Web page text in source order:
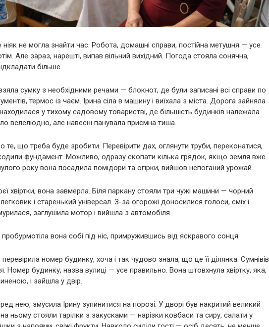
ніяк не могла знайти час. Робота, домашні справи, постійна метушня — усе
Але зараз, нарешті, випав вільний вихідний. Погода стояла сонячна,
більше.
сумку з необхідними речами — блокнот, де були записані всі справи по
термос із чаєм. Ірина сіла в машину і виїхала з міста. Дорога зайняла
у тихому садовому товаристві, де більшість будинків належала
велелюдно, але навесні панувала приємна тиша.
те, що треба буде зробити. Перевірити дах, оглянути труби, переконатися,
фундамент. Можливо, одразу скопати кілька грядок, якщо земля вже
року вона посадила помідори та огірки, вийшов непоганий урожай.
хвіртки, вона завмерла. Біля паркану стояли три чужі машини — чорний
і старенький універсал. З-за огорожі доносилися голоси, сміх і
заглушила мотор і вийшла з автомобіля.
вона собі під ніс, примружившись від яскравого сонця.
перевірила номер будинку, хоча і так чудово знала, що це її ділянка. Сумнівів
Номер будинку, назва вулиці — усе правильно. Вона штовхнула хвіртку, яка,
і зайшла у двір.
нею, змусила Ірину зупинитися на порозі. У дворі був накритий великий
ньому стояли тарілки з закусками — нарізки ковбаси та сиру, салати у